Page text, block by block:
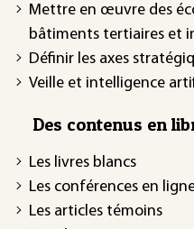
Mettre en œuvre des
bâtiments tertiaires et
Définir les axes
Veille et intelligence
Des contenus en
Les livres blancs
Les conférences en
Les articles témoins